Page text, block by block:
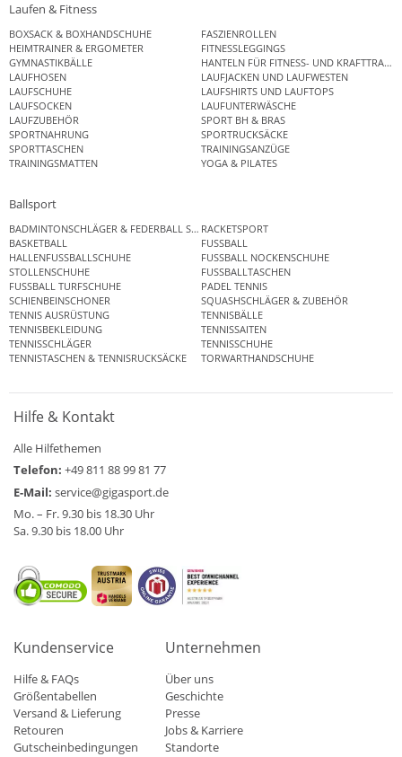
Laufen & Fitness
BOXSACK & BOXHANDSCHUHE
FASZIENROLLEN
HEIMTRAINER & ERGOMETER
FITNESSLEGGINGS
GYMNASTIKBÄLLE
HANTELN FÜR FITNESS- UND
LAUFHOSEN
LAUFJACKEN UND LAUFWESTEN
LAUFSCHUHE
LAUFSHIRTS UND LAUFTOPS
LAUFSOCKEN
LAUFUNTERWÄSCHE
LAUFZUBEHÖR
SPORT BH & BRAS
SPORTNAHRUNG
SPORTRUCKSÄCKE
SPORTTASCHEN
TRAININGSANZÜGE
TRAININGSMATTEN
YOGA & PILATES
Ballsport
BADMINTONSCHLÄGER & FEDERBALL SETSRACKETSPORT
BASKETBALL
FUSSBALL
HALLENFUSSBALLSCHUHE
FUSSBALL NOCKENSCHUHE
STOLLENSCHUHE
FUSSBALLTASCHEN
FUSSBALL TURFSCHUHE
PADEL TENNIS
SCHIENBEINSCHONER
SQUASHSCHLÄGER & ZUBEHÖR
TENNIS AUSRÜSTUNG
TENNISBÄLLE
TENNISBEKLEIDUNG
TENNISSAITEN
TENNISSCHLÄGER
TENNISSCHUHE
TENNISTASCHEN & TENNISRUCKSÄCKE
TORWARTHANDSCHUHE
Hilfe & Kontakt
Alle Hilfethemen
Telefon: +49 811 88 99 81 77
E-Mail: service@gigasport.de
Mo. – Fr. 9.30 bis 18.30 Uhr
Sa. 9.30 bis 18.00 Uhr
Kundenservice
Hilfe & FAQs
Größentabellen
Versand & Lieferung
Retouren
Gutscheinbedingungen
Unternehmen
Über uns
Geschichte
Presse
Jobs & Karriere
Standorte